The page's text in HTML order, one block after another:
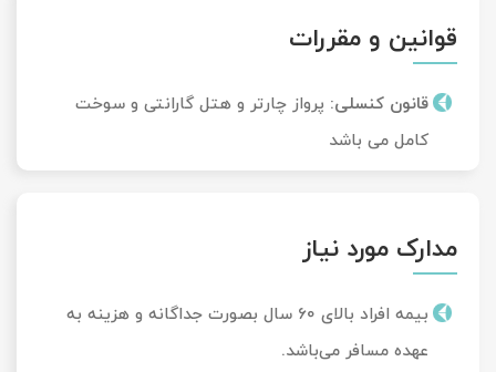
قوانین و مقررات
قانون کنسلی: پرواز چارتر و هتل گارانتی و سوخت
کامل می باشد
مدارک مورد نیاز
بیمه افراد بالای 60 سال بصورت جداگانه و هزینه به
عهده مسافر می‌باشد.